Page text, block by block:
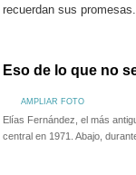
recuerdan sus promesas.
Eso de lo que no
AMPLIAR FOTO
Elías Fernández, el más
central en 1971. Abajo,